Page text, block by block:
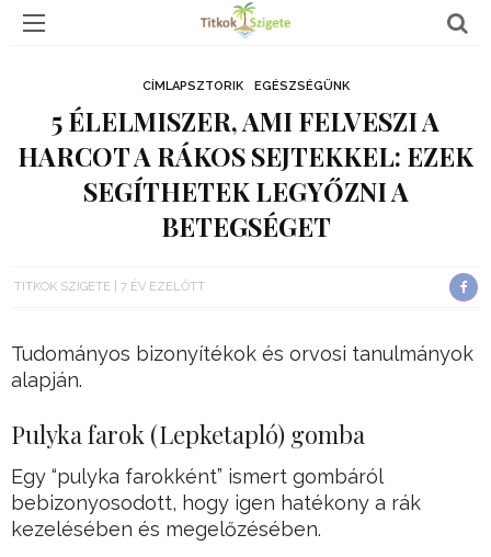
CÍMLAPSZTORIK EGÉSZSÉGÜNK
5 ÉLELMISZER, AMI FELVESZI A
HARCOT A RÁKOS SEJTEKKEL: EZEK
SEGÍTHETEK LEGYŐZNI A
BETEGSÉGET
TITKOK SZIGETE 7 ÉV EZELŐTT
Tudományos bizonyítékok és orvosi tanulmányok
alapján.
Pulyka farok (Lepketapló) gomba
Egy “pulyka farokként” ismert gombáról
bebizonyosodott, hogy igen hatékony a rák
kezelésében és megelőzésében.